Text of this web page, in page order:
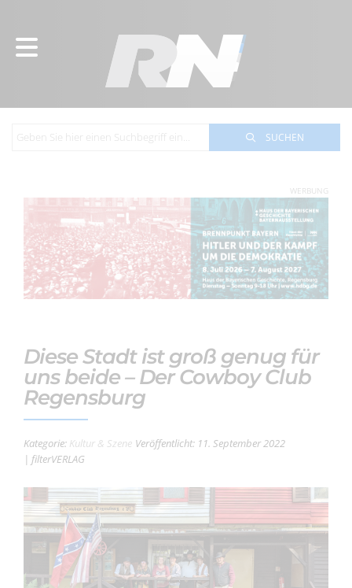
SUCHEN
WERBUNG
Diese Stadt ist groß genug für
uns beide – Der Cowboy Club
Regensburg
Kategorie: Kultur & Szene Veröffentlicht: 11. September 2022
| filterVERLAG